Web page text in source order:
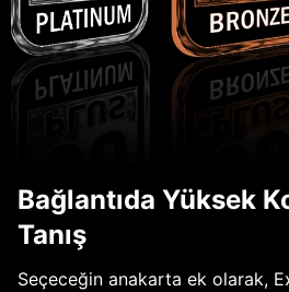
Bağlantıda Yüksek
Tanış
Seçeceğin anakarta ek olarak,